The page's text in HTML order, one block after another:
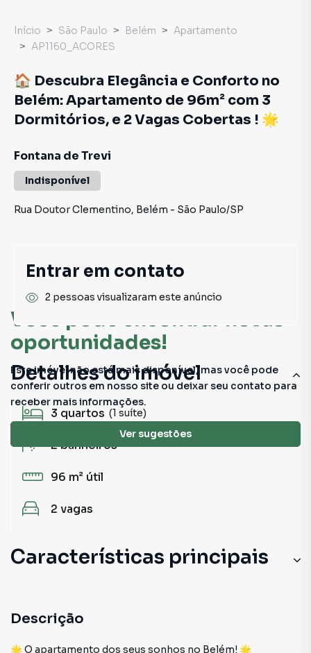
Você pode encontrar novas
oportunidades!
Este imóvel não está mais disponível, mas você pode
conferir outros em nosso site ou deixar seu contato para
receber mais informações.
Ver sugestões
Detalhes do imóvel
3 quartos (1 suíte)
2banheiros
96 m² útil
2 vagas
Características principais
Descrição
🌟 O apartamento dos seus sonhos no Belém! 🌟
Início São Paulo Belém
Apartamento
AP1160_ACORES
🏠 Descubra Elegância e Conforto no
Belém: Apartamento de 96m² com 3
Dormitórios, e 2 Vagas Cobertas ! 🌟
Fontana de Trevi
Indisponível
Rua Doutor Clementino, Belém - São Paulo/SP
Entrar em contato
2 pessoas visualizaram este anúncio